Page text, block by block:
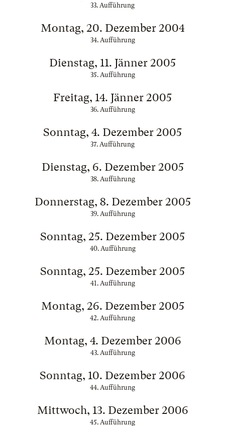
33. Aufführung
Montag, 20. Dezember 2004
34. Aufführung
Dienstag, 11. Jänner 2005
35. Aufführung
Freitag, 14. Jänner 2005
36. Aufführung
Sonntag, 4. Dezember 2005
37. Aufführung
Dienstag, 6. Dezember 2005
38. Aufführung
Donnerstag, 8. Dezember 2005
39. Aufführung
Sonntag, 25. Dezember 2005
40. Aufführung
Sonntag, 25. Dezember 2005
41. Aufführung
Montag, 26. Dezember 2005
42. Aufführung
Montag, 4. Dezember 2006
43. Aufführung
Sonntag, 10. Dezember 2006
44. Aufführung
Mittwoch, 13. Dezember 2006
45. Aufführung